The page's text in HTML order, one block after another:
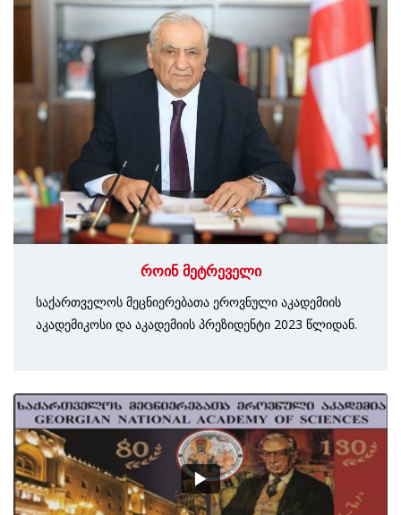
როინ მეტრეველი
საქართველოს მეცნიერებათა ეროვნული აკადემიის
აკადემიკოსი და აკადემიის პრეზიდენტი 2023 წლიდან.